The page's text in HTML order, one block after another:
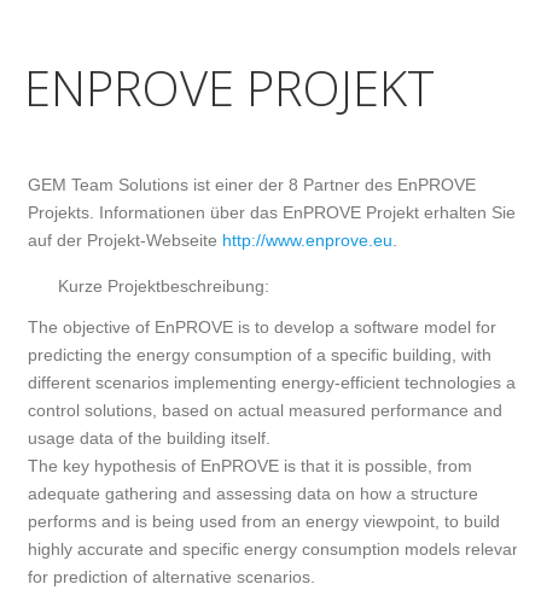
ENPROVE PROJEKT
GEM Team Solutions ist einer der 8 Partner des EnPROVE
Projekts. Informationen über das EnPROVE Projekt erhalten Sie
auf der Projekt-Webseite http://www.enprove.eu
Kurze Projektbeschreibung:
The objective of EnPROVE is to develop a software model for
predicting the energy consumption of a specific building, with
different scenarios implementing energy-efficient technologies and
control solutions, based on actual measured performance and
usage data of the building itself.
The key hypothesis of EnPROVE is that it is possible, from
adequate gathering and assessing data on how a structure
performs and is being used from an energy viewpoint, to build
highly accurate and specific energy consumption models relevant
for prediction of alternative scenarios.